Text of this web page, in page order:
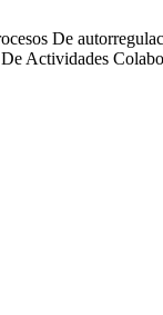
De
Actividades